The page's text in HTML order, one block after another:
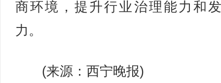
商环境，提升行业治理能力和
力。
(来源：西宁晚报)